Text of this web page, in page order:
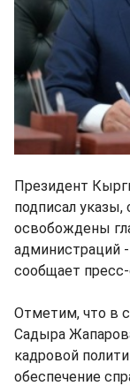
Президент
подписал
освобождены
администраций
сообщает
Отметим, что в
Садыра
кадровой
обеспечение